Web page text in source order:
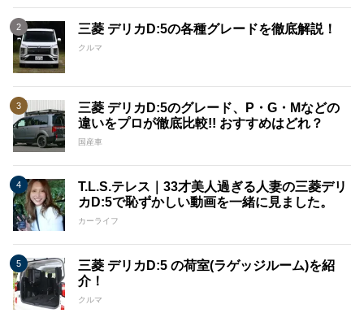
三菱 デリカD:5の各種グレードを徹底解説！
クルマ
三菱 デリカD:5のグレード、P・G・Mなどの
違いをプロが徹底比較!! おすすめはどれ？
国産車
T.L.S.テレス｜33才美人過ぎる人妻の三菱デリ
カD:5で恥ずかしい動画を一緒に見ました。
カーライフ
三菱 デリカD:5 の荷室(ラゲッジルーム)を紹
介！
クルマ